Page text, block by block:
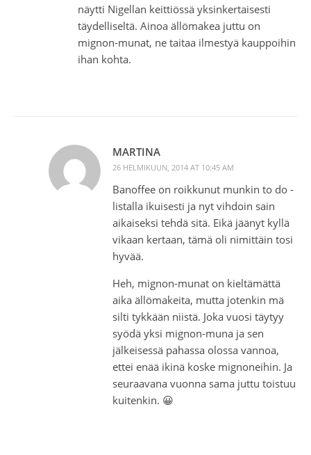
näytti Nigellan keittiössä yksinkertaisesti
täydelliseltä. Ainoa ällömakea juttu on
mignon-munat, ne taitaa ilmestyä kauppoihin
ihan kohta.
MARTINA
26 HELMIKUUN, 2014 AT 10:45 AM
Banoffee on roikkunut munkin to do -
listalla ikuisesti ja nyt vihdoin sain
aikaiseksi tehdä sitä. Eikä jäänyt kyllä
vikaan kertaan, tämä oli nimittäin tosi
hyvää.
Heh, mignon-munat on kieltämättä
aika ällömakeita, mutta jotenkin mä
silti tykkään niistä. Joka vuosi täytyy
syödä yksi mignon-muna ja sen
jälkeisessä pahassa olossa vannoa,
ettei enää ikinä koske mignoneihin. Ja
seuraavana vuonna sama juttu toistuu
kuitenkin. 😀